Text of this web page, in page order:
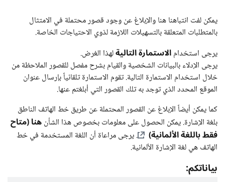
يمكن لفت انتباهنا هنا والإبلاغ عن وجود قصور محتملة في الامتثال
بالمتطلبات المتعلقة بالتسهيلات اللازمة لذوي الاحتياجات الخاصة.
يرجى استخدامالاستمارة التاليةلهذا الغرض.
يرجى الإدلاء بالبيانات الشخصية والقيام بشرح مفصل للقصور الملاحظة من
خلال استخدام الاستمارة التالية. تقوم الاستمارة تلقائياً بإرسال عنوان
الموقع المحدد الذي توجد به تلك القصور التي أبلغتم عنها.
كما يمكن أيضاً الإبلاغ عن القصور المحتملة عن طريق خط الهاتف الناطق
بلغة الإشارة. يمكن الحصول على معلومات بخصوص هذا الشأنهنا (متاح
فقط باللغة الألمانية)
. يرجى مراعاة أن اللغة المستخدمة في خط
الهاتف هي لغة الإشارة الألمانية.
بياناتكم: